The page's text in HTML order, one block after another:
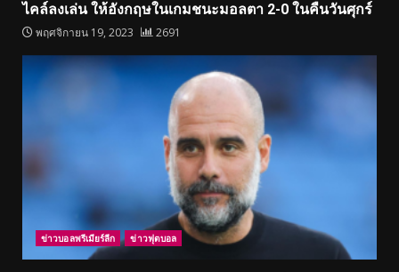
ไคล์ลงเล่น ให้อังกฤษในเกมชนะมอลตา 2-0 ในคืนวันศุกร์
พฤศจิกายน 19, 2023 2691
ข่าวบอลพรีเมียร์ลีก ข่าวฟุตบอล